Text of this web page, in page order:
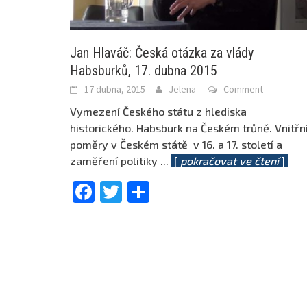
Jan Hlaváč: Česká otázka za vlády
Habsburků, 17. dubna 2015
17 dubna, 2015 Jelena Comment
Vymezení Českého státu z hlediska
historického. Habsburk na Českém trůně.
poměry v Českém státě v 16. a 17. století a
zaměření politiky ... [ pokračovat ve čtení]
Facebook
Twitter